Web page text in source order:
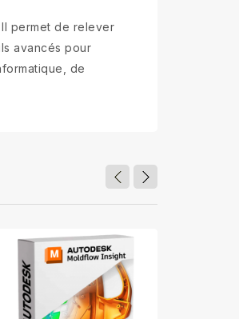
permet de relever
avancés pour
de